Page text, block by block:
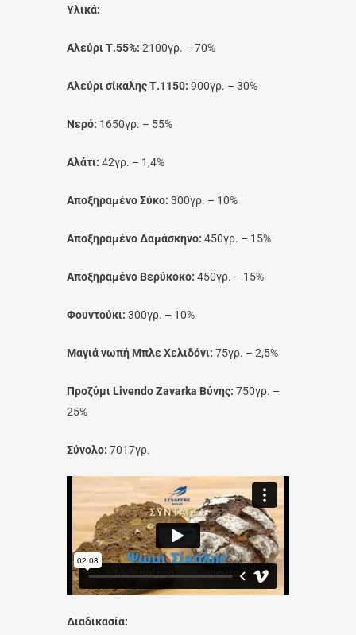
Υλικά:
Αλεύρι Τ.55%: 2100γρ. – 70%
Αλεύρι σίκαλης Τ.1150: 900γρ. – 30%
Νερό: 1650γρ. – 55%
Αλάτι: 42γρ. – 1,4%
Αποξηραμένο Σύκο: 300γρ. – 10%
Αποξηραμένο Δαμάσκηνο: 450γρ. – 15%
Αποξηραμένο Βερύκοκο: 450γρ. – 15%
Φουντούκι: 300γρ. – 10%
Μαγιά νωπή Μπλε Χελιδόνι: 75γρ. – 2,5%
Προζύμι Livendo Zavarka Βύνης: 750γρ. –
25%
Σύνολο: 7017γρ.
Διαδικασία: